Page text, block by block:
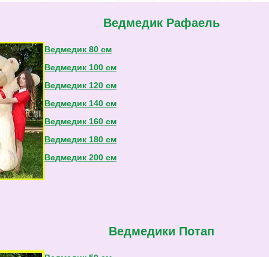
Ведмедик Рафаель
Ведмедик 80 см
Ведмедик 100 см
Ведмедик 120 см
Ведмедик 140 см
Ведмедик 160 см
Ведмедик 180 см
Ведмедик 200 см
Ведмедики Потап